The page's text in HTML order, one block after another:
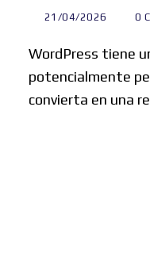
21/04/2026 0
WordPress tiene
potencialmente
convierta en una